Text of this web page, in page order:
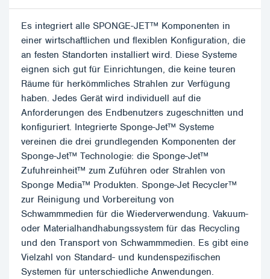
Es integriert alle SPONGE-JET™ Komponenten in
einer wirtschaftlichen und flexiblen Konfiguration, die
an festen Standorten installiert wird. Diese Systeme
eignen sich gut für Einrichtungen, die keine teuren
Räume für herkömmliches Strahlen zur Verfügung
haben. Jedes Gerät wird individuell auf die
Anforderungen des Endbenutzers zugeschnitten und
konfiguriert. Integrierte Sponge-Jet™ Systeme
vereinen die drei grundlegenden Komponenten der
Sponge-Jet™ Technologie: die Sponge-Jet™
Zufuhreinheit™ zum Zuführen oder Strahlen von
Sponge Media™ Produkten. Sponge-Jet Recycler™
zur Reinigung und Vorbereitung von
Schwammmedien für die Wiederverwendung. Vakuum-
oder Materialhandhabungssystem für das Recycling
und den Transport von Schwammmedien. Es gibt eine
Vielzahl von Standard- und kundenspezifischen
Systemen für unterschiedliche Anwendungen.